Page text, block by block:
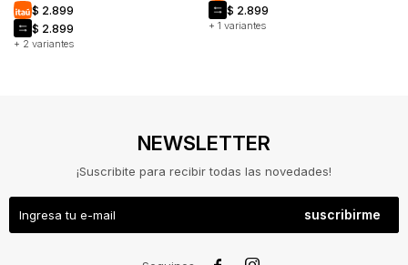
+ 2 variantes
$ 2.899
$ 2.899 + 1 variantes
$ 2.899
NEWSLETTER
¡Suscribite para recibir todas las novedades!
suscribirme